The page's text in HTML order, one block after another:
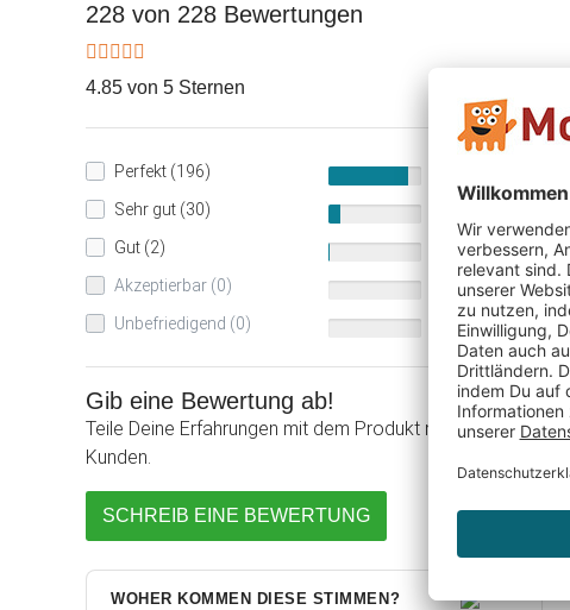
228 von 228 Bewertungen
4.85 von 5 Sternen
Perfekt (196)
Sehr gut (30)
Gut (2)
1%
Akzeptierbar (0)
0%
Unbefriedigend (0)
0%
Gib eine Bewertung ab!
Teile Deine Erfahrungen mit dem Produkt mit anderen
Kunden.
SCHREIB EINE BEWERTUNG
WOHER KOMMEN DIESE STIMMEN?